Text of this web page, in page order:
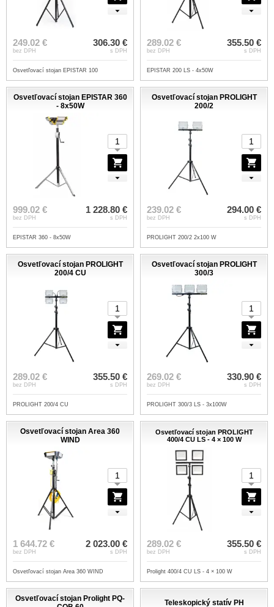
249.02 €
bez DPH
306.30 €
s DPH
Osvetľovací stojan EPISTAR 100
289.02 €
bez DPH
355.50 €
s DPH
EPISTAR 200 LS - 4x50W
Osvetľovací stojan EPISTAR 360
- 8x50W
999.02 €
bez DPH
1 228.80 €
s DPH
EPISTAR 360 - 8x50W
Osvetľovací stojan PROLIGHT
200/2
239.02 €
bez DPH
294.00 €
s DPH
PROLIGHT 200/2 2x100 W
Osvetľovací stojan PROLIGHT
200/4 CU
289.02 €
bez DPH
355.50 €
s DPH
PROLIGHT 200/4 CU
Osvetľovací stojan PROLIGHT
300/3
269.02 €
bez DPH
330.90 €
s DPH
PROLIGHT 300/3 LS - 3x100W
Osvetľovací stojan Area 360
WIND
1 644.72 €
bez DPH
2 023.00 €
s DPH
Osvetľovací stojan Area 360 WIND
Osvetľovací stojan PROLIGHT
400/4 CU LS - 4 × 100 W
289.02 €
bez DPH
355.50 €
s DPH
Prolight 400/4 CU LS - 4 × 100 W
Osvetľovací stojan Prolight PQ-
Teleskopický statív PH